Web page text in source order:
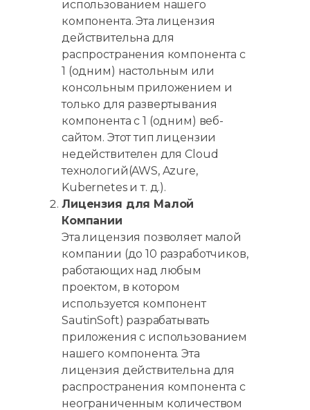
использованием нашего
компонента. Эта лицензия
действительна для
распространения компонента с
1 (одним) настольным или
консольным приложением и
только для развертывания
компонента с 1 (одним) веб-
сайтом. Этот тип лицензии
недействителен для Cloud
технологий(AWS, Azure,
Kubernetes и т. д.).
Лицензия для Малой
Компании
Эта лицензия позволяет малой
компании (до 10 разработчиков,
работающих над любым
проектом, в котором
используется компонент
SautinSoft) разрабатывать
приложения с использованием
нашего компонента. Эта
лицензия действительна для
распространения компонента с
неограниченным количеством